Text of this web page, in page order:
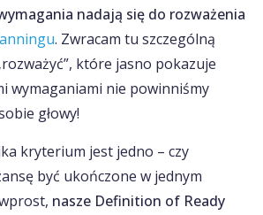
nadają się do rozważenia
. Zwracam tu szczególną
które jasno pokazuje
wymaganiami nie powinniśmy
głowy!
kryterium jest jedno – czy
być ukończone w jednym
nasze Definition of Ready